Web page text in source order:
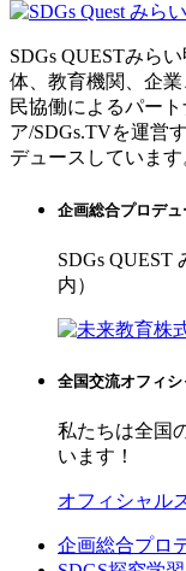
SDGs QUESTみら
体、教育機関、企
民協働によるパー
ア/SDGs.TVを運営
デュースしています
企画総合プロデュ
SDGs QUEST
内）
全国交流オフィ
私たちは全国
います！
オフィシャル
企画総合プロ